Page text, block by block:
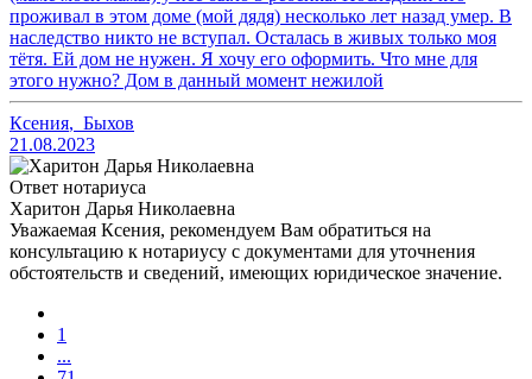
проживал в этом доме (мой дядя) несколько лет назад умер. В
наследство никто не вступал. Осталась в живых только моя
тётя. Ей дом не нужен. Я хочу его оформить. Что мне для
этого нужно? Дом в данный момент нежилой
Ксения, Быхов
21.08.2023
Ответ нотариуса
Харитон Дарья Николаевна
Уважаемая Ксения, рекомендуем Вам обратиться на
консультацию к нотариусу с документами для уточнения
обстоятельств и сведений, имеющих юридическое значение.
1
...